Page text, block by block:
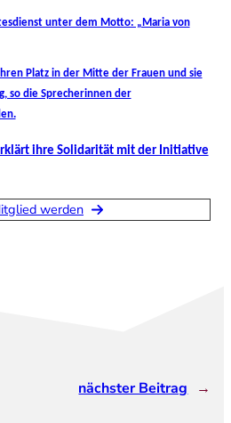
unter dem Motto: „Maria von
Platz in der Mitte der Frauen und sie
so die Sprecherinnen der
ihre Solidarität mit der Initiative
werden
nächster Beitrag →